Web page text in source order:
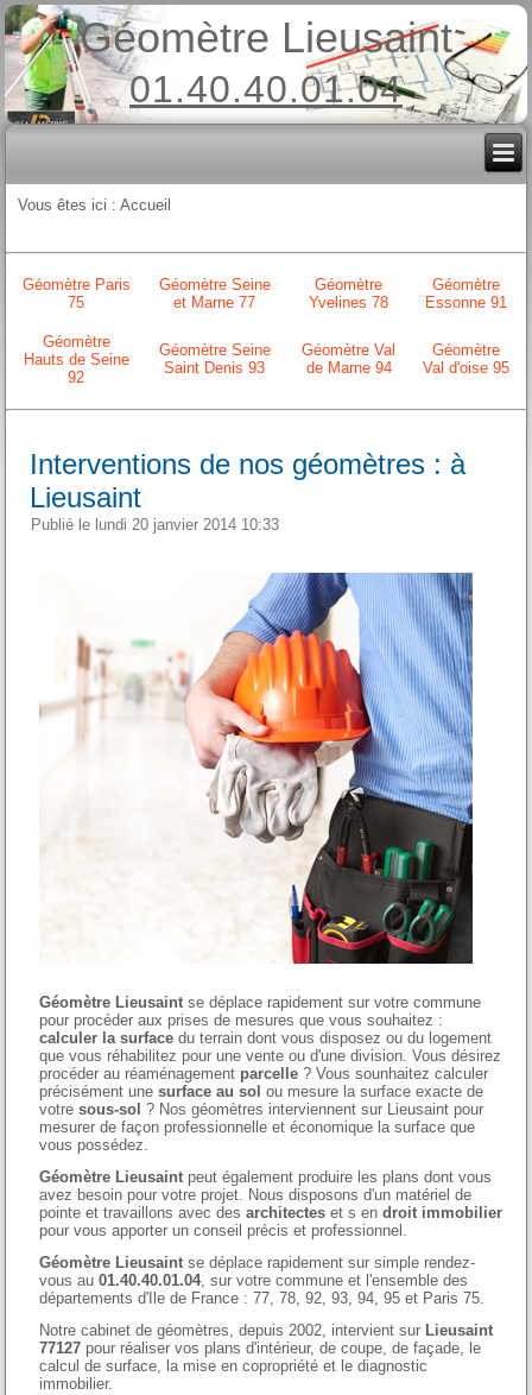
Géomètre Lieusaint
01.40.40.01.04
Vous êtes ici :Accueil
Géomètre Paris
75
Géomètre Seine
et Marne 77
Géomètre
Yvelines 78
Géomètre
Essonne 91
Géomètre
Hauts de Seine
92
Géomètre Seine
Saint Denis 93
Géomètre Val
de Marne 94
Géomètre
Val d'oise 95
Interventions de nos géomètres : à
Lieusaint
Publié le lundi 20 janvier 2014 10:33
Géomètre Lieusaint se déplace rapidement sur votre commune
pour procéder aux prises de mesures que vous souhaitez :
calculer la surface du terrain dont vous disposez ou du logement
que vous réhabilitez pour une vente ou d'une division. Vous désirez
procéder au réaménagement parcelle ? Vous sounhaitez calculer
précisément unesurface au sol ou mesure la surface exacte de
votresous-sol ? Nos géomètres interviennent sur Lieusaint pour
mesurer de façon professionnelle et économique la surface que
vous possédez.
Géomètre Lieusaint peut également produire les plans dont vous
avez besoin pour votre projet. Nous disposons d'un matériel de
pointe et travaillons avec desarchitectes et s endroit immobilier
pour vous apporter un conseil précis et professionnel.
Géomètre Lieusaint se déplace rapidement sur simple rendez-
vous au01.40.40.01.04, sur votre commune et l'ensemble des
départements d'Ile de France : 77, 78, 92, 93, 94, 95 et Paris 75.
Notre cabinet de géomètres, depuis 2002, intervient sur Lieusaint
77127 pour réaliser vos plans d'intérieur, de coupe, de façade, le
calcul de surface, la mise en copropriété et le diagnostic
immobilier.